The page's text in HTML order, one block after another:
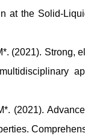
at the Solid-
(2021). Strong,